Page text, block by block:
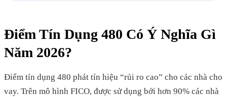
Điểm Tín Dụng 480 Có Ý Nghĩa Gì
Năm 2026?
Điểm tín dụng 480 phát tín hiệu “rủi ro cao” cho các nhà cho
vay. Trên mô hình FICO, được sử dụng bởi hơn 90% các nhà